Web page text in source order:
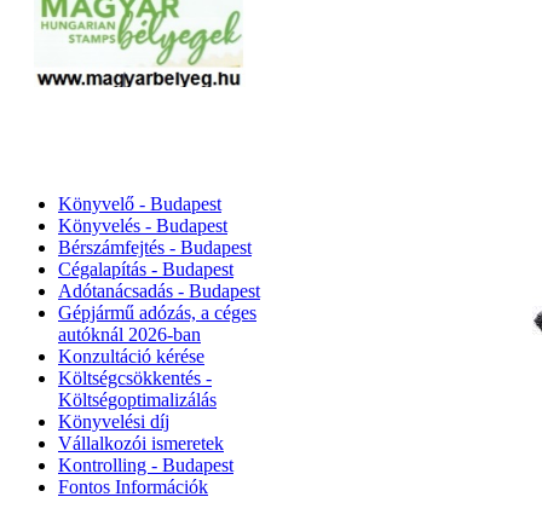
Könyvelő - Budapest
Könyvelés - Budapest
Bérszámfejtés - Budapest
Cégalapítás - Budapest
Adótanácsadás - Budapest
Gépjármű adózás, a céges
autóknál 2026‑ban
Konzultáció kérése
Költségcsökkentés -
Költségoptimalizálás
Könyvelési díj
Vállalkozói ismeretek
Kontrolling - Budapest
Fontos Információk